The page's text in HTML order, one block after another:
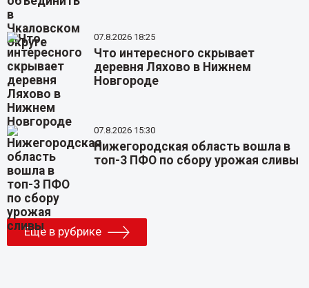
07.8.2026 18:25
Что интересного скрывает
деревня Ляхово в Нижнем
Новгороде
07.8.2026 15:30
Нижегородская область вошла в
топ-3 ПФО по сбору урожая сливы
Еще в рубрике